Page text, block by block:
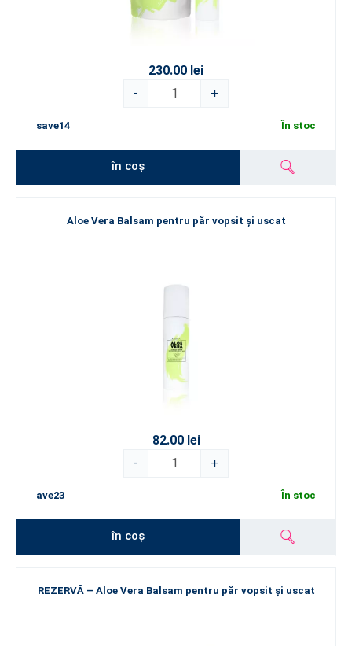
230.00 lei
-
+
save14 În stoc
în coș
Aloe Vera Balsam pentru păr vopsit și uscat
82.00 lei
-
+
ave23 În stoc
în coș
REZERVĂ – Aloe Vera Balsam pentru păr vopsit și uscat